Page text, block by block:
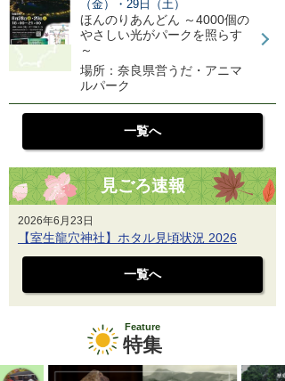
（金）・29日（土）
ほんのりあんどん ～4000個の
やさしい光がパークを照らす
～
場所：奈良県営うだ・アニマ
ルパーク
一覧へ
見ごろ速報
2026年6月23日
【室生龍穴神社】ホタル見頃状況 2026
一覧へ
Feature
特集